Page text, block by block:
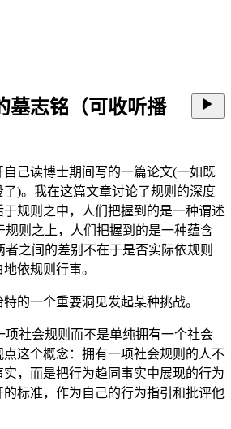
墓志铭 （可收听播
己读博士期间写的一篇论文(一如既
)。我在这篇文章讨论了规则的深度
规则之中，人们把握到的是一种谓述
规则之上，人们把握到的是一种蕴含
者之间的差别不在于是否实际依规则
依规则行事。
的一个重要洞见发起某种挑战。
项社会规则而不是单纯拥有一个社会
这个概念：拥有一项社会规则的人不
，而是把行为趋同事实中展现的行为
标准，作为自己的行为指引和批评他